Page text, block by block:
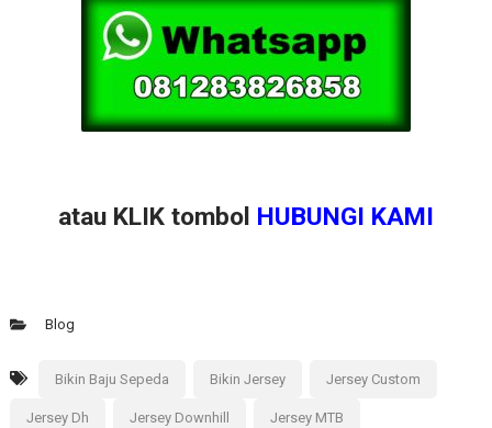
atau KLIK tombol HUBUNGI KAMI
Blog
Bikin Baju Sepeda Bikin Jersey Jersey Custom
Jersey Dh Jersey Downhill Jersey MTB